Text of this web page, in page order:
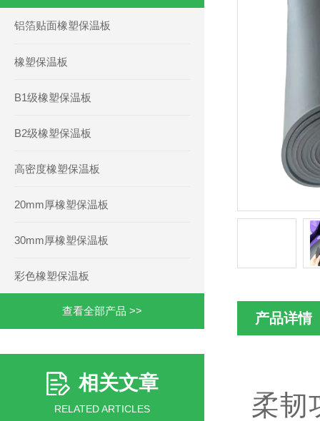
铝箔贴面橡塑保温板
橡塑保温板
B1级橡塑保温板
B2级橡塑保温板
高密度橡塑保温板
20mm厚橡塑保温板
30mm厚橡塑保温板
彩色橡塑保温板
查看全部产品 >>
相关文章
RELATED ARTICLES
产品详情
柔韧